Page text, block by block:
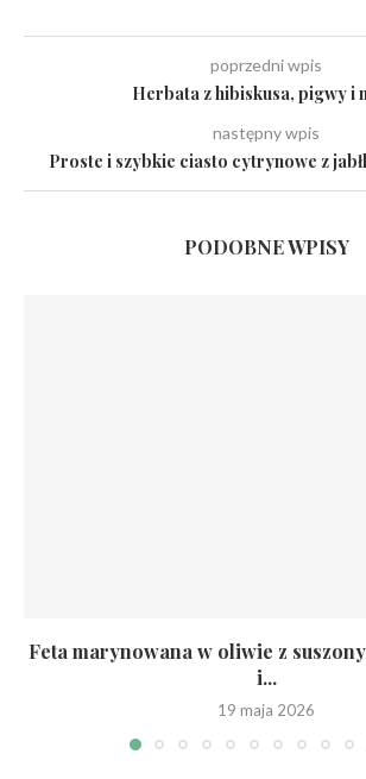
poprzedni wpis
Herbata z hibiskusa, pigwy i
następny wpis
Proste i szybkie ciasto cytrynowe z
PODOBNE WPISY
Feta marynowana w oliwie z
i...
19 maja 2026